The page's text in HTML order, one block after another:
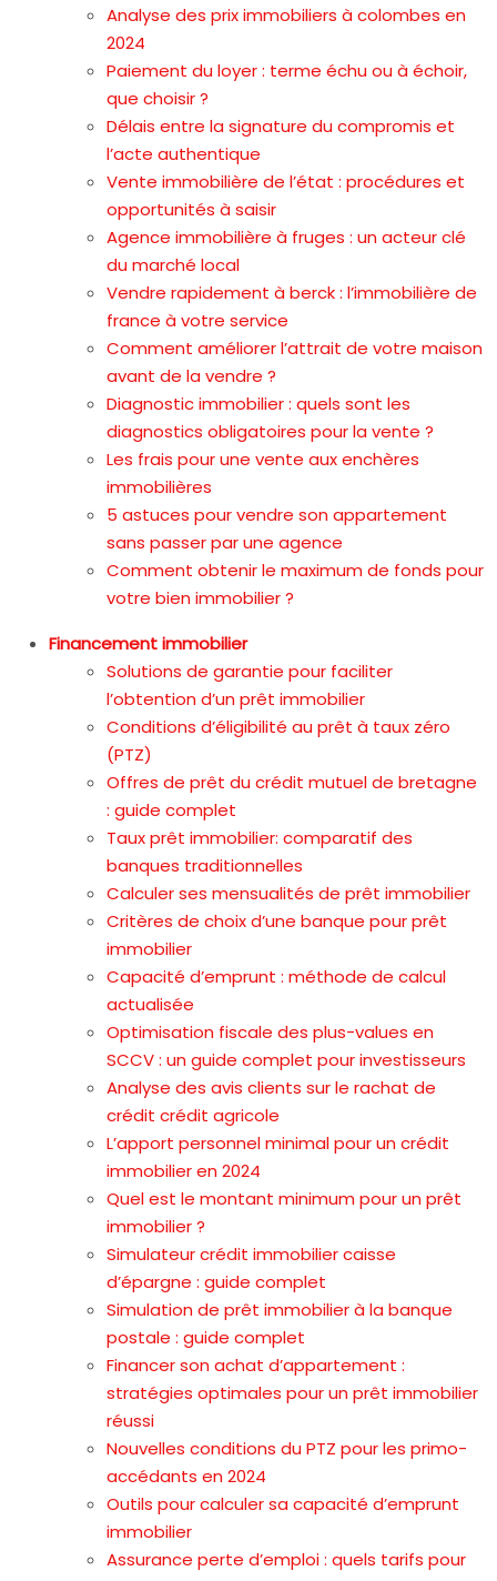
Analyse des prix immobiliers à colombes en
2024
Paiement du loyer : terme échu ou à échoir,
que choisir ?
Délais entre la signature du compromis et
l’acte authentique
Vente immobilière de l’état : procédures et
opportunités à saisir
Agence immobilière à fruges : un acteur clé
du marché local
Vendre rapidement à berck : l’immobilière de
france à votre service
Comment améliorer l’attrait de votre maison
avant de la vendre ?
Diagnostic immobilier : quels sont les
diagnostics obligatoires pour la vente ?
Les frais pour une vente aux enchères
immobilières
5 astuces pour vendre son appartement
sans passer par une agence
Comment obtenir le maximum de fonds pour
votre bien immobilier ?
Financement immobilier
Solutions de garantie pour faciliter
l’obtention d’un prêt immobilier
Conditions d’éligibilité au prêt à taux zéro
(PTZ)
Offres de prêt du crédit mutuel de bretagne
: guide complet
Taux prêt immobilier: comparatif des
banques traditionnelles
Calculer ses mensualités de prêt immobilier
Critères de choix d’une banque pour prêt
immobilier
Capacité d’emprunt : méthode de calcul
actualisée
Optimisation fiscale des plus-values en
SCCV : un guide complet pour investisseurs
Analyse des avis clients sur le rachat de
crédit crédit agricole
L’apport personnel minimal pour un crédit
immobilier en 2024
Quel est le montant minimum pour un prêt
immobilier ?
Simulateur crédit immobilier caisse
d’épargne : guide complet
Simulation de prêt immobilier à la banque
postale : guide complet
Financer son achat d’appartement :
stratégies optimales pour un prêt immobilier
réussi
Nouvelles conditions du PTZ pour les primo-
accédants en 2024
Outils pour calculer sa capacité d’emprunt
immobilier
Assurance perte d’emploi : quels tarifs pour